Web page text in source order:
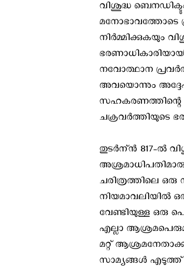
വിശുദ്ധ
മനോഭാവത്തോടെ
നിര്‍മ്മിക്കുകയും
നവോത്ഥാന
അവയൊന്നും
സഹകരണത്തിന്റെ
ചക്രവര്‍ത്തിയുടെ
തുടര്‍ന്ന്‍ 817-ല്‍
ചരിത്രത്തിലെ
നിയമാവലിയില്‍
വേണ്ടിയുള്ള ഒരു
എല്ലാ
മറ്റ്
സാമ്യങ്ങള്‍ എടുത്ത്